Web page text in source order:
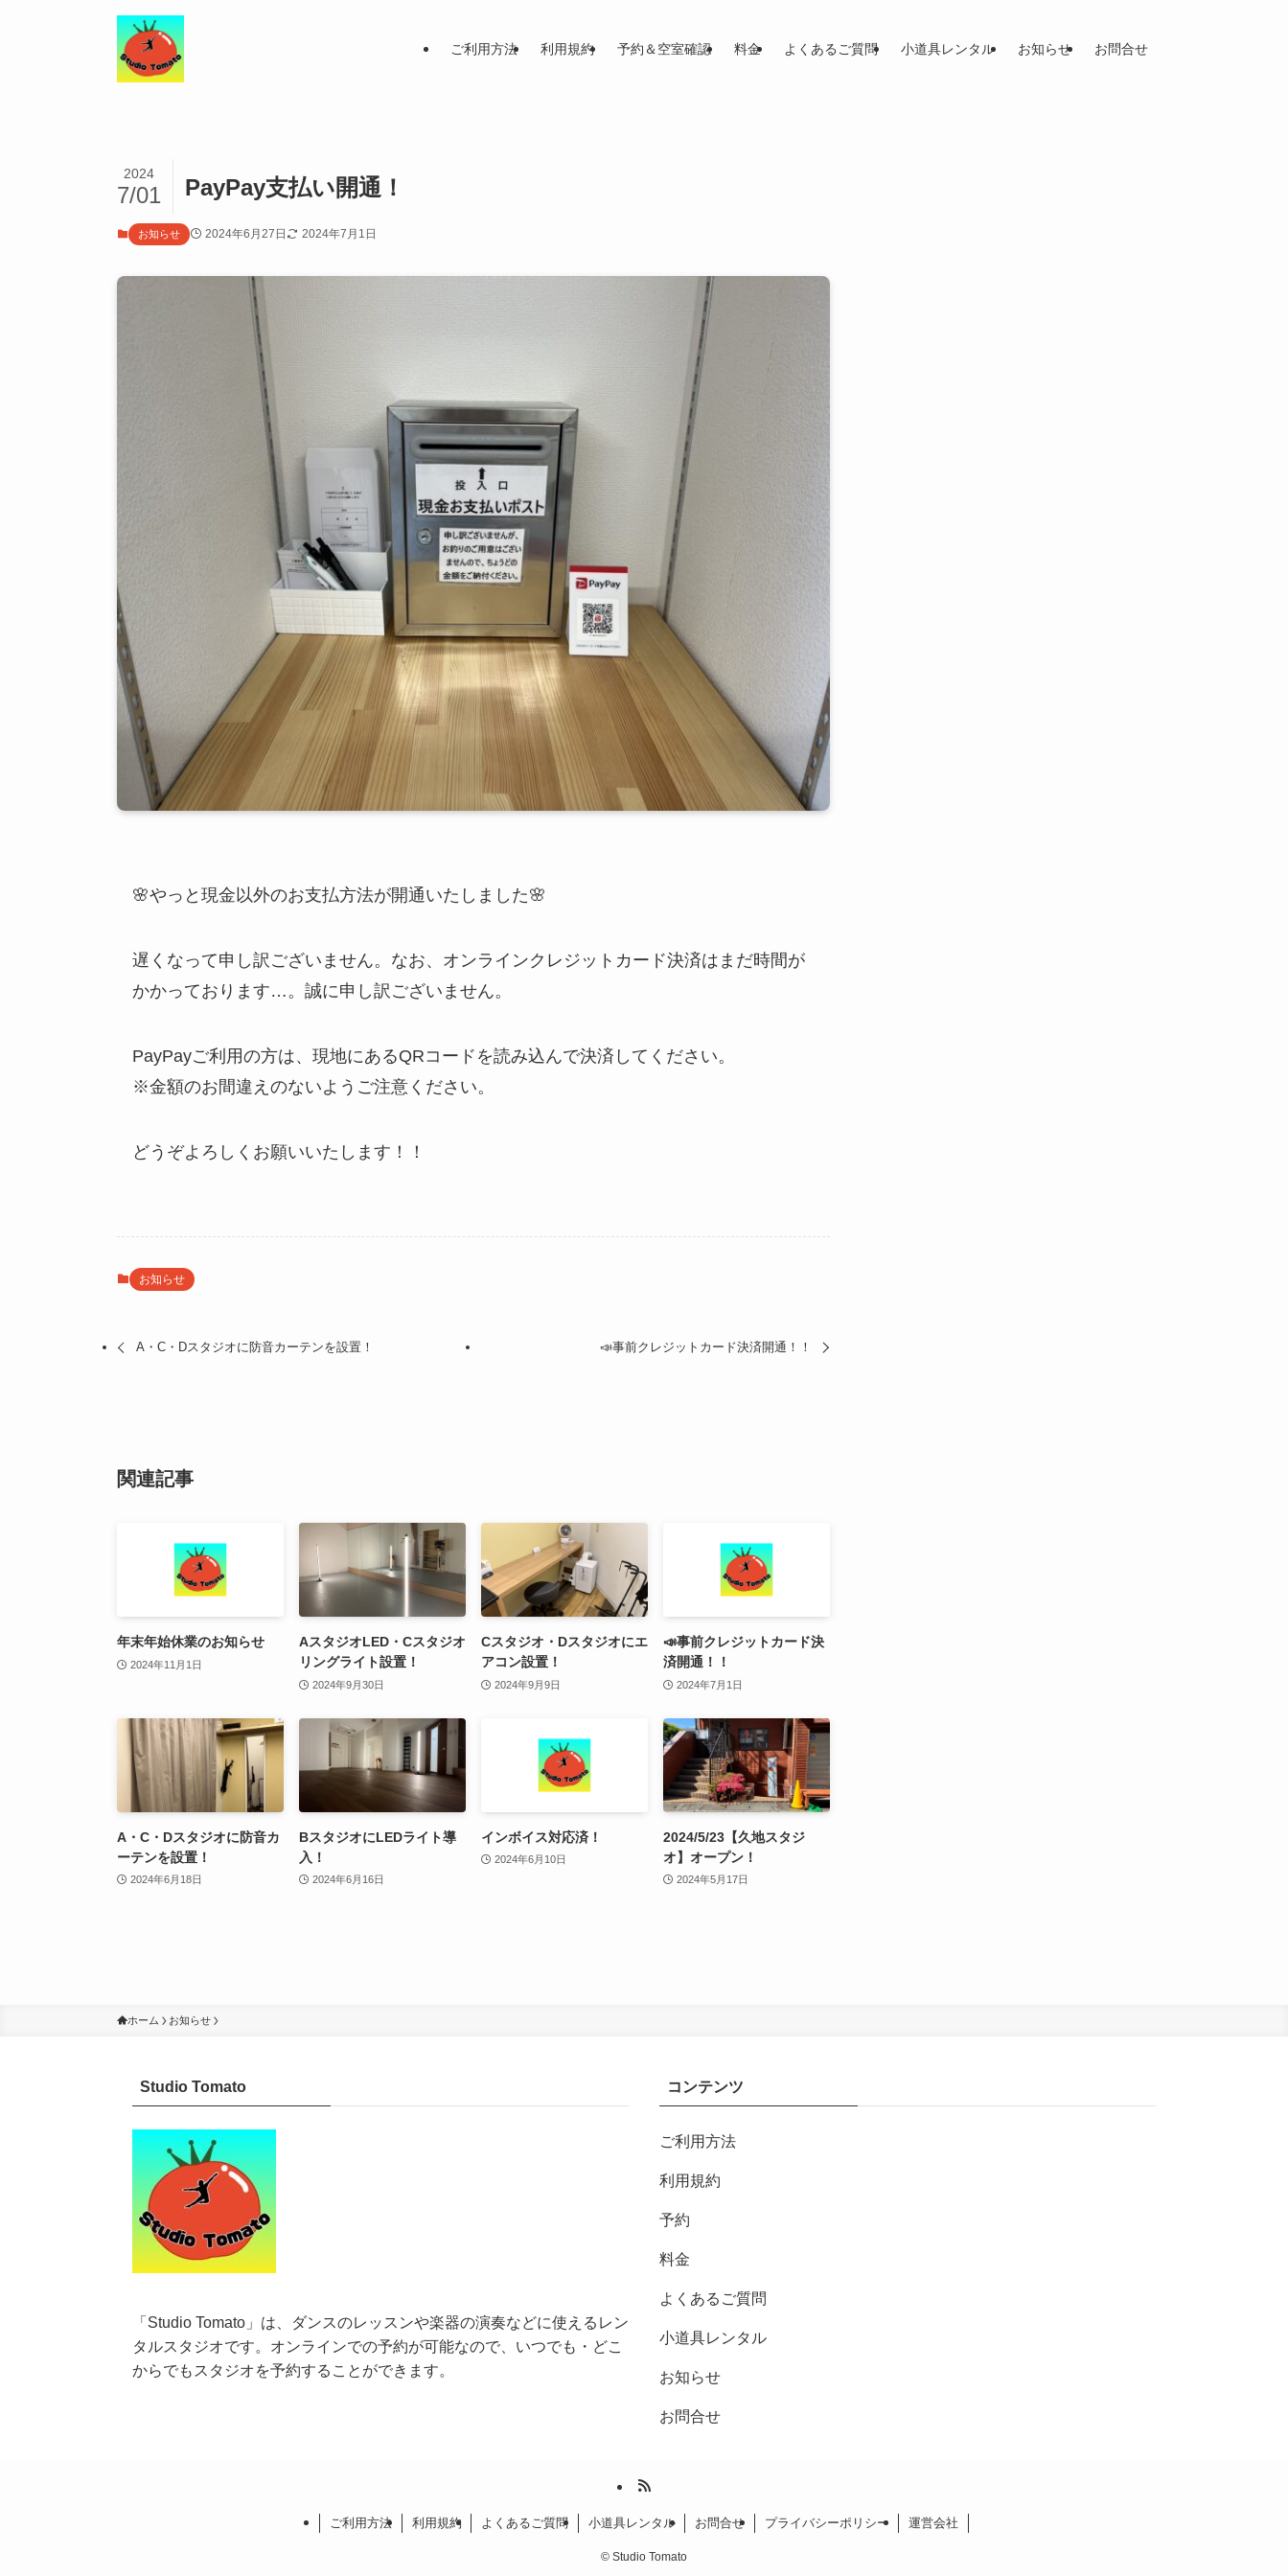
ご利用方法 利用規約 予約＆空室確認 料金 よくあるご質問 小道具レンタル お知らせ お問合せ
PayPay支払い開通！
2024
7/01
お知らせ 2024年6月27日 2024年7月1日
🌸やっと現金以外のお支払方法が開通いたしました🌸
遅くなって申し訳ございません。なお、オンラインクレジットカード決済はまだ時間が
かかっております…。誠に申し訳ございません。
PayPayご利用の方は、現地にあるQRコードを読み込んで決済してください。
※金額のお間違えのないようご注意ください。
どうぞよろしくお願いいたします！！
お知らせ
A・C・Dスタジオに防音カーテンを設置！ 📣事前クレジットカード決済開通！！
関連記事
年末年始休業のお知らせ
2024年11月1日
AスタジオLED・Cスタジオ
リングライト設置！
2024年9月30日
Cスタジオ・Dスタジオにエ
アコン設置！
2024年9月9日
📣事前クレジットカード決
済開通！！
2024年7月1日
A・C・Dスタジオに防音カ
ーテンを設置！
2024年6月18日
BスタジオにLEDライト導
入！
2024年6月16日
インボイス対応済！
2024年6月10日
2024/5/23【久地スタジ
オ】オープン！
2024年5月17日
ホーム お知らせ
Studio Tomato
「Studio Tomato」は、ダンスのレッスンや楽器の演奏などに使えるレン
タルスタジオです。オンラインでの予約が可能なので、いつでも・どこ
からでもスタジオを予約することができます。
コンテンツ
ご利用方法
利用規約
予約
料金
よくあるご質問
小道具レンタル
お知らせ
お問合せ
ご利用方法 利用規約 よくあるご質問 小道具レンタル お問合せ プライバシーポリシー 運営会社
© Studio Tomato